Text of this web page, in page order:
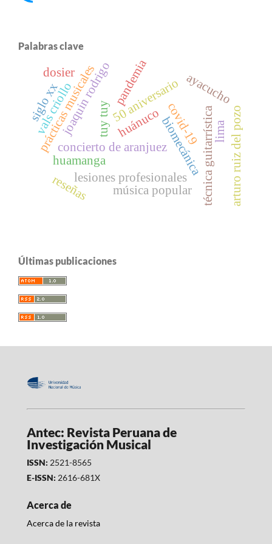
Palabras clave
biomecánica
lesiones profesionales técnica guitarrística
concierto de aranjuez
joaquin rodrigo
prácticas musicalestuy tuyhuánuco
reseñas
50 aniversarioayacucho
huamanga
pandemia
covid-19
vals criollo
música popular
lima
siglo xx
dosier
arturo ruiz del pozo
Últimas publicaciones
Antec: Revista Peruana de
Investigación Musical
ISSN: 2521-8565
E-ISSN: 2616-681X
Acerca de
Acerca de la revista